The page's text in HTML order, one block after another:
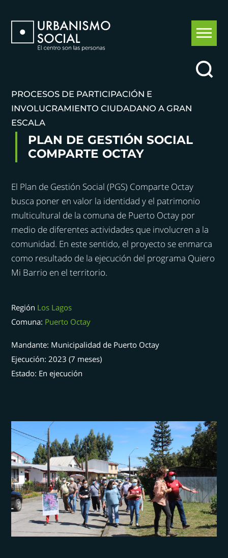
PROCESOS DE PARTICIPACIÓN E
INVOLUCRAMIENTO CIUDADANO A GRAN
ESCALA
PLAN DE GESTIÓN SOCIAL
COMPARTE OCTAY
El Plan de Gestión Social (PGS) Comparte Octay
busca poner en valor la identidad y el patrimonio
multicultural de la comuna de Puerto Octay por
medio de diferentes actividades que involucren a la
comunidad. En este sentido, el proyecto se enmarca
como resultado de la ejecución del programa Quiero
Mi Barrio en el territorio.
Región Los Lagos
Comuna: Puerto Octay
Mandante: Municipalidad de Puerto Octay
Ejecución: 2023 (7 meses)
Estado: En ejecución